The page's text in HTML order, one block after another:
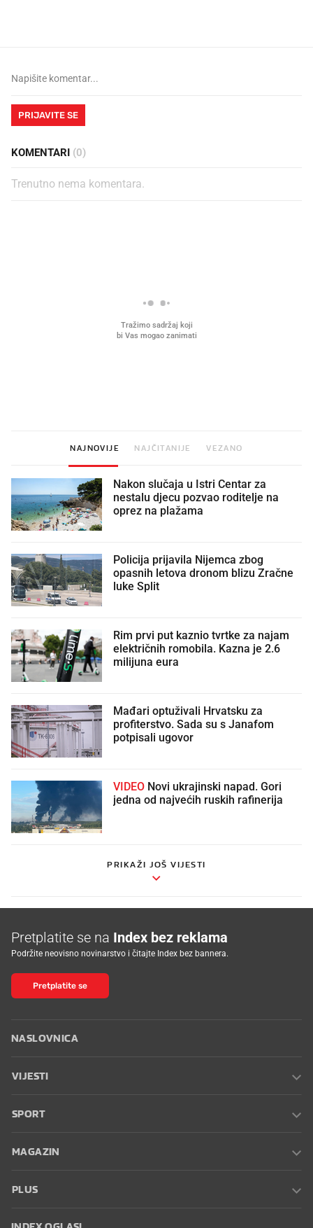
PRIJAVITE SE
KOMENTARI (0)
Trenutno nema komentara.
NAJNOVIJE NAJČITANIJE VEZANO
Nakon slučaja u Istri Centar za
nestalu djecu pozvao roditelje na
oprez na plažama
Policija prijavila Nijemca zbog
opasnih letova dronom blizu Zračne
luke Split
Rim prvi put kaznio tvrtke za najam
električnih romobila. Kazna je 2.6
milijuna eura
Mađari optuživali Hrvatsku za
profiterstvo. Sada su s Janafom
potpisali ugovor
VIDEO
jedna od najvećih ruskih rafinerija
PRIKAŽI JOŠ VIJESTI
Pretplatite se na Index bez reklama
Podržite neovisno novinarstvo i čitajte Index bez bannera.
Pretplatite se
NASLOVNICA
VIJESTI
SPORT
MAGAZIN
PLUS
INDEX OGLASI